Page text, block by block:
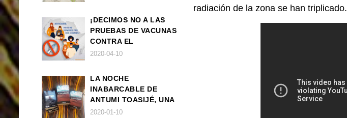
radiación de la zona se han triplicado.
¡DECIMOS NO A LAS
PRUEBAS DE VACUNAS
CONTRA EL
CORONAVIRUS EN
2020-04-10
LA NOCHE
INABARCABLE DE
ANTUMI TOASIJÉ, UNA
NOVELA
2020-01-10